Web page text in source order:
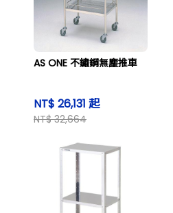
AS ONE 不鏽鋼無塵推車
NT$ 26,131 起
NT$ 32,664